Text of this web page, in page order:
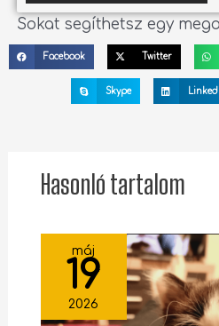
Sokat segíthetsz egy
Facebook Twitter
Skype
Hasonló tartalom
máj
19
2026